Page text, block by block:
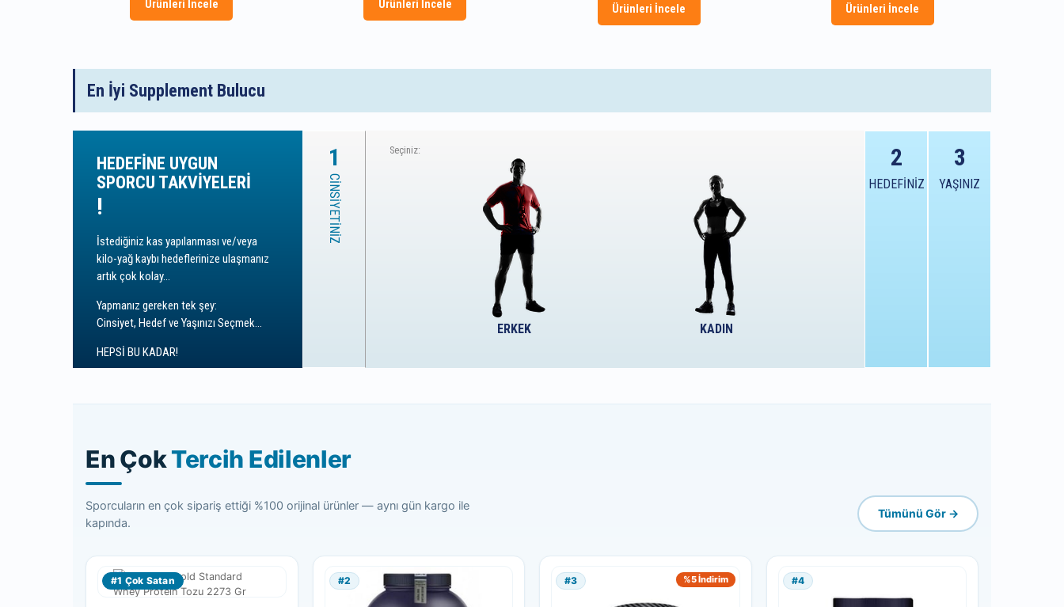
Protein
Tozu
ve
Supplement
Mağazası
Ürünleri İncele Ürünleri İncele Ürünleri İncele Ürünleri İncele
En İyi Supplement Bulucu
HEDEFINE UYGUN
SPORCU TAKVIYELERI
!
İstediğiniz kas yapılanması ve/veya
kilo-yağ kaybı hedeflerinize ulaşmanız
artık çok kolay...
Yapmanız gereken tek şey:
Cinsiyet, Hedef ve Yaşınızı Seçmek...
HEPSİ BU KADAR!
1
CİNSİYETİNİZ
Seçiniz:
ERKEK KADIN
2
HEDEFİNİZ
3
YAŞINIZ
En ÇokTercih Edilenler
Sporcuların en çok sipariş ettiği %100 orijinal ürünler — aynı gün kargo ile
kapında.
Tümünü Gör →
#1 Çok Satan #2 #3 %5 İndirim #4